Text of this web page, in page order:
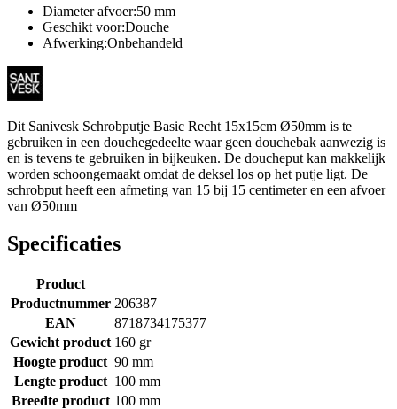
Diameter afvoer:50 mm
Geschikt voor:Douche
Afwerking:Onbehandeld
Dit Sanivesk Schrobputje Basic Recht 15x15cm Ø50mm is te
gebruiken in een douchegedeelte waar geen douchebak aanwezig is
en is tevens te gebruiken in bijkeuken. De doucheput kan makkelijk
worden schoongemaakt omdat de deksel los op het putje ligt. De
schrobput heeft een afmeting van 15 bij 15 centimeter en een afvoer
van Ø50mm
Specificaties
Product
Productnummer 206387
EAN
8718734175377
Gewicht product 160 gr
Hoogte product 90 mm
Lengte product 100 mm
Breedte product 100 mm